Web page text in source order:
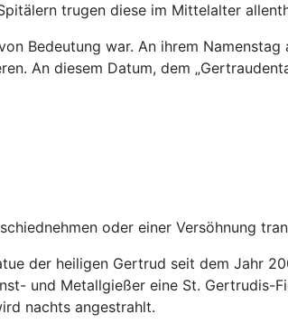
trugen diese im Mittelalter
Bedeutung war. An ihrem Namenstag
An diesem Datum, dem
oder einer Versöhnung
der heiligen Gertrud seit dem Jahr
und Metallgießer eine St. Gertrudis-
nachts angestrahlt.